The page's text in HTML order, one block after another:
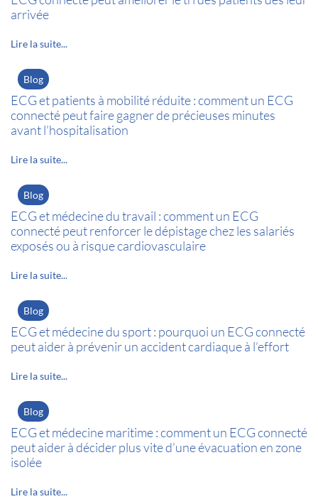
arrivée
Lire la suite...
Blog
ECG et patients à mobilité réduite : comment un ECG
connecté peut faire gagner de précieuses minutes
avant l’hospitalisation
Lire la suite...
Blog
ECG et médecine du travail : comment un ECG
connecté peut renforcer le dépistage chez les salariés
exposés ou à risque cardiovasculaire
Lire la suite...
Blog
ECG et médecine du sport : pourquoi un ECG connecté
peut aider à prévenir un accident cardiaque à l’effort
Lire la suite...
Blog
ECG et médecine maritime : comment un ECG connecté
peut aider à décider plus vite d’une évacuation en zone
isolée
Lire la suite...